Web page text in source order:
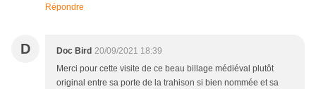
Répondre
D Doc Bird 20/09/2021 18:39
Merci pour cette visite de ce beau billage médiéval plutôt
original entre sa porte de la trahison si bien nommée et sa